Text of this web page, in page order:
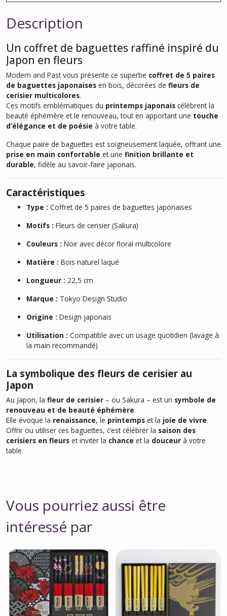
Description
Un coffret de baguettes raffiné inspiré du
Japon en fleurs
Modern and Past vous présente ce superbe coffret de 5 paires
de baguettes japonaises en bois, décorées de fleurs de
cerisier multicolores.
Ces motifs emblématiques du printemps japonais célèbrent la
beauté éphémère et le renouveau, tout en apportant une touche
d’élégance et de poésie à votre table.
Chaque paire de baguettes est soigneusement laquée, offrant une
prise en main confortable et une finition brillante et
durable, fidèle au savoir-faire japonais.
Caractéristiques
Type : Coffret de 5 paires de baguettes japonaises
Motifs : Fleurs de cerisier (Sakura)
Couleurs : Noir avec décor floral multicolore
Matière : Bois naturel laqué
Longueur : 22,5 cm
Marque : Tokyo Design Studio
Origine : Design japonais
Utilisation : Compatible avec un usage quotidien (lavage à
la main recommandé)
La symbolique des fleurs de cerisier au
Japon
Au Japon, la fleur de cerisier – ou Sakura – est un symbole de
renouveau et de beauté éphémère.
Elle évoque la renaissance, le printemps et la joie de vivre.
Offrir ou utiliser ces baguettes, c’est célébrer la saison des
cerisiers en fleurs et inviter la chance et la douceur à votre
table.
Vous pourriez aussi être
intéressé par